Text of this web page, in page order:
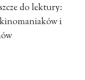
do lektury:
i